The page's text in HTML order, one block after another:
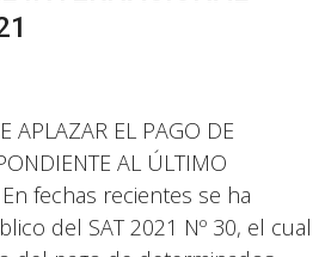
APLAZAR EL PAGO DE
AL ÚLTIMO
En fechas recientes se ha
del SAT 2021 Nº 30, el cual